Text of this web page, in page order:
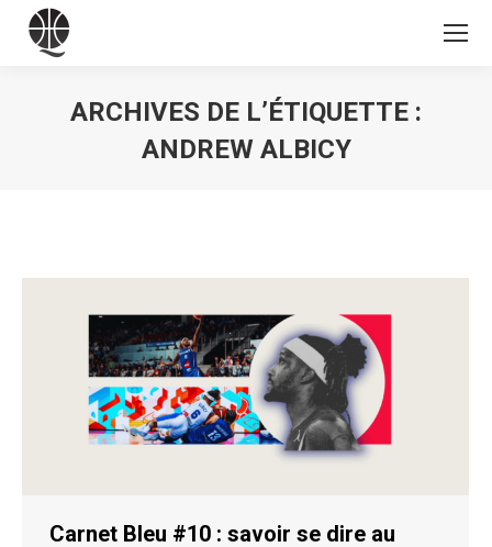
ARCHIVES DE L’ÉTIQUETTE :
ANDREW ALBICY
Carnet Bleu #10 : savoir se dire au